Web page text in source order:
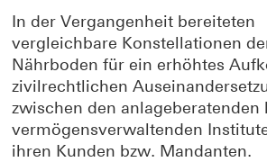
In der Vergangenheit bereiteten
vergleichbare Konstellationen
Nährboden für ein erhöhtes
zivilrechtlichen
zwischen den anlageberatenden
vermögensverwaltenden
ihren Kunden bzw. Mandanten.